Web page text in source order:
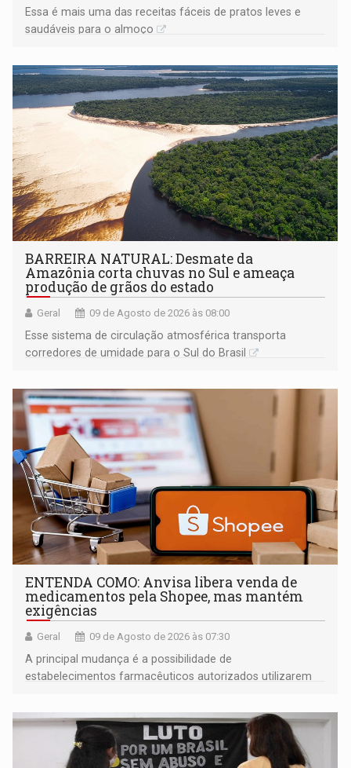
Essa é mais uma das receitas fáceis de pratos leves e
saudáveis para o almoço
BARREIRA NATURAL: Desmate da
Amazônia corta chuvas no Sul e ameaça
produção de grãos do estado
Geral 09 de Agosto de 2026 às 08:00
Esse sistema de circulação atmosférica transporta
corredores de umidade para o Sul do Brasil
ENTENDA COMO: Anvisa libera venda de
medicamentos pela Shopee, mas mantém
exigências
Geral 09 de Agosto de 2026 às 07:30
A principal mudança é a possibilidade de
estabelecimentos farmacêuticos autorizados utilizarem